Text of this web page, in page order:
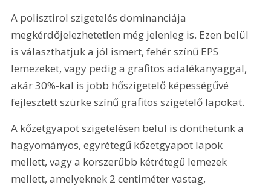
A polisztirol szigetelés dominanciája
megkérdőjelezhetetlen még jelenleg is. Ezen belül
is választhatjuk a jól ismert, fehér színű EPS
lemezeket, vagy pedig a grafitos adalékanyaggal,
akár 30%-kal is jobb hőszigetelő képességűvé
fejlesztett szürke színű grafitos szigetelő lapokat.
A kőzetgyapot szigetelésen belül is dönthetünk a
hagyományos, egyrétegű kőzetgyapot lapok
mellett, vagy a korszerűbb kétrétegű lemezek
mellett, amelyeknek 2 centiméter vastag,